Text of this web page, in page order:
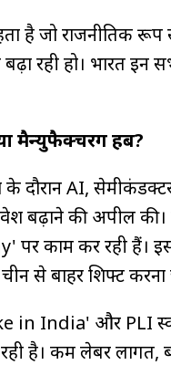
है जो राजनीतिक रूप
रही हो। भारत इन
मैन्युफैक्चरिंग हब?
के दौरान AI,
बढ़ाने की अपील
काम कर रही हैं।
से बाहर शिफ्ट करना
in India' और PLI
है। कम लेबर लागत,